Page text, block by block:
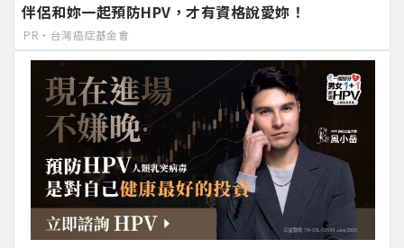
伴侶和妳一起預防HPV，才有資格說愛妳！
PR・台灣癌症基金會